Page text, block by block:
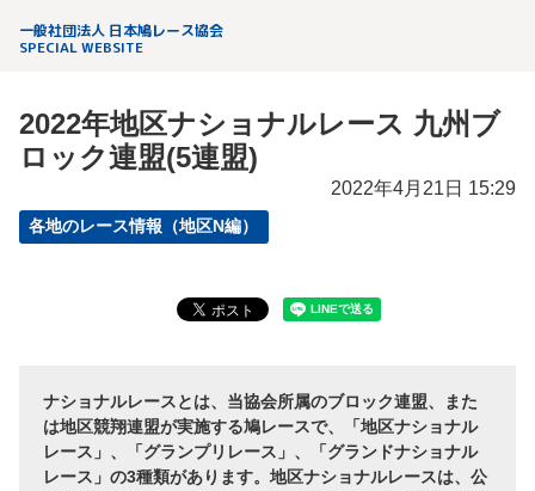
一般社団法人 日本鳩レース協会
SPECIAL WEBSITE
2022年地区ナショナルレース 九州ブ
ロック連盟(5連盟)
2022年4月21日 15:29
各地のレース情報（地区N編）
ナショナルレースとは、当協会所属のブロック連盟、また
は地区競翔連盟が実施する鳩レースで、「地区ナショナル
レース」、「グランプリレース」、「グランドナショナル
レース」の3種類があります。地区ナショナルレースは、公